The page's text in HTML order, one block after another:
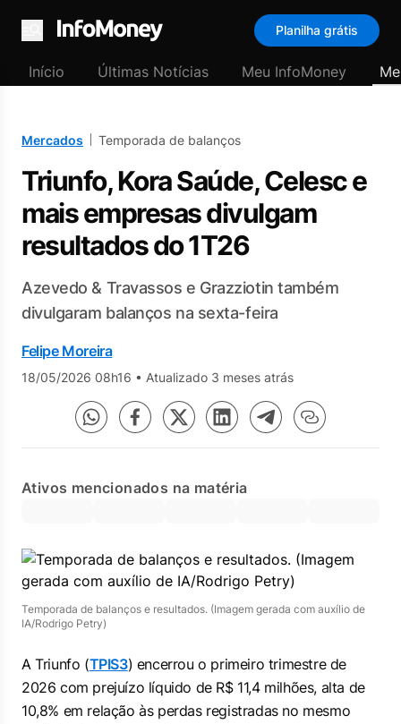
Menu
Planilha grátis
Início Últimas Notícias Meu InfoMoney
Mercados Temporada de balanços
Triunfo, Kora Saúde, Celesc e
mais empresas divulgam
resultados do 1T26
Azevedo & Travassos e Grazziotin também
divulgaram balanços na sexta-feira
Felipe Moreira
18/05/2026 08h16 • Atualizado 3 meses atrás
Ativos mencionados na matéria
Temporada de balanços e resultados. (Imagem gerada com auxílio de
IA/Rodrigo Petry)
A Triunfo (TPIS3) encerrou o primeiro trimestre de
2026 com prejuízo líquido de R$ 11,4 milhões, alta de
10,8% em relação às perdas registradas no mesmo